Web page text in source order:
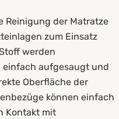
Reinigung der Matratze
zum Einsatz
werden
einfach aufgesaugt und
Oberfläche der
können einfach
Kontakt mit